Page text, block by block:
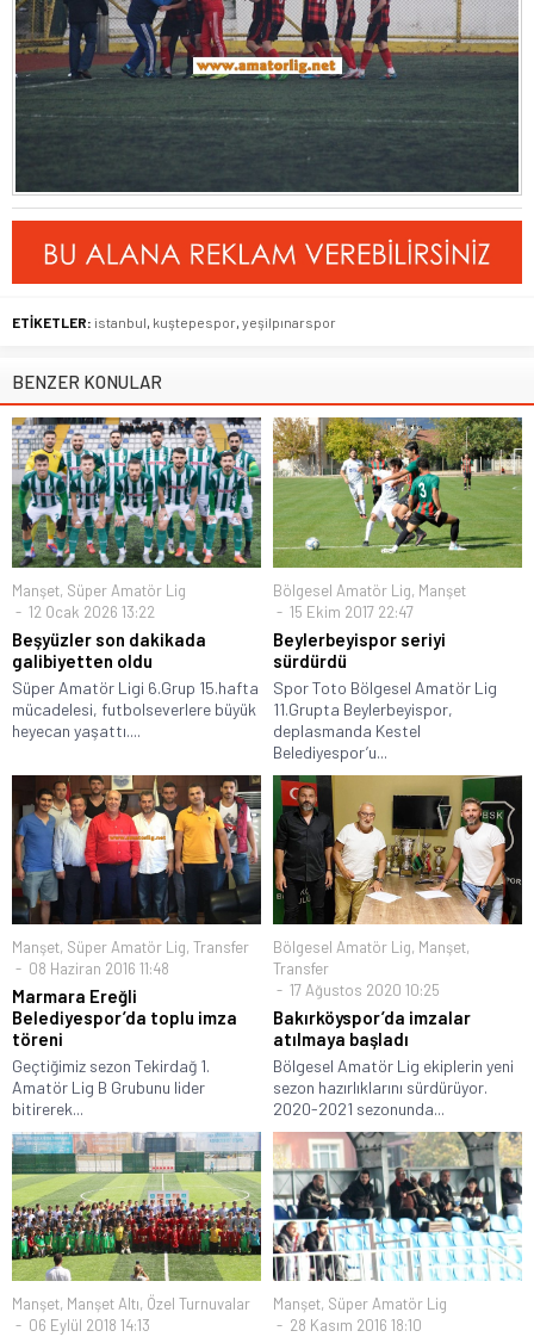
ETİKETLER: istanbul, kuştepespor, yeşilpınarspor
BENZER KONULAR
Manşet, Süper Amatör Lig
12 Ocak 2026 13:22
Beşyüzler son dakikada
galibiyetten oldu
Süper Amatör Ligi 6.Grup 15.hafta
mücadelesi, futbolseverlere büyük
heyecan yaşattı....
Bölgesel Amatör Lig, Manşet
15 Ekim 2017 22:47
Beylerbeyispor seriyi
sürdürdü
Spor Toto Bölgesel Amatör Lig
11.Grupta Beylerbeyispor,
deplasmanda Kestel
Belediyespor’u...
Manşet, Süper Amatör Lig, Transfer
08 Haziran 2016 11:48
Marmara Ereğli
Belediyespor’da toplu imza
töreni
Geçtiğimiz sezon Tekirdağ 1.
Amatör Lig B Grubunu lider
bitirerek...
Bölgesel Amatör Lig, Manşet,
Transfer
17 Ağustos 2020 10:25
Bakırköyspor’da imzalar
atılmaya başladı
Bölgesel Amatör Lig ekiplerin yeni
sezon hazırlıklarını sürdürüyor.
2020-2021 sezonunda...
Manşet, Manşet Altı, Özel Turnuvalar
06 Eylül 2018 14:13
Manşet, Süper Amatör Lig
28 Kasım 2016 18:10